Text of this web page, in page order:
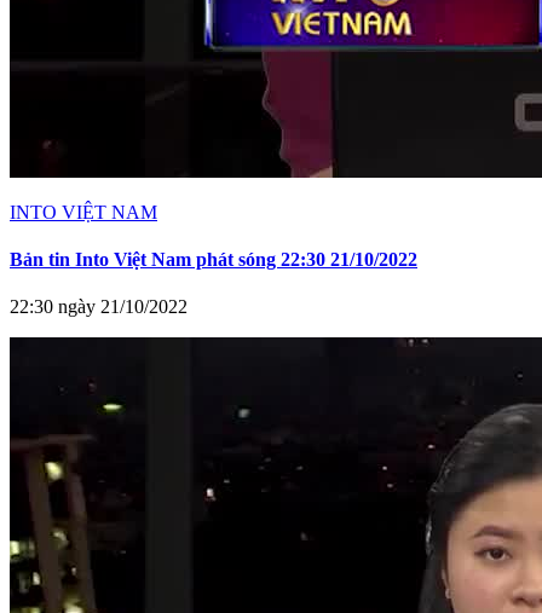
INTO VIỆT NAM
Bản tin Into Việt Nam phát sóng 22:30 21/10/2022
22:30 ngày 21/10/2022